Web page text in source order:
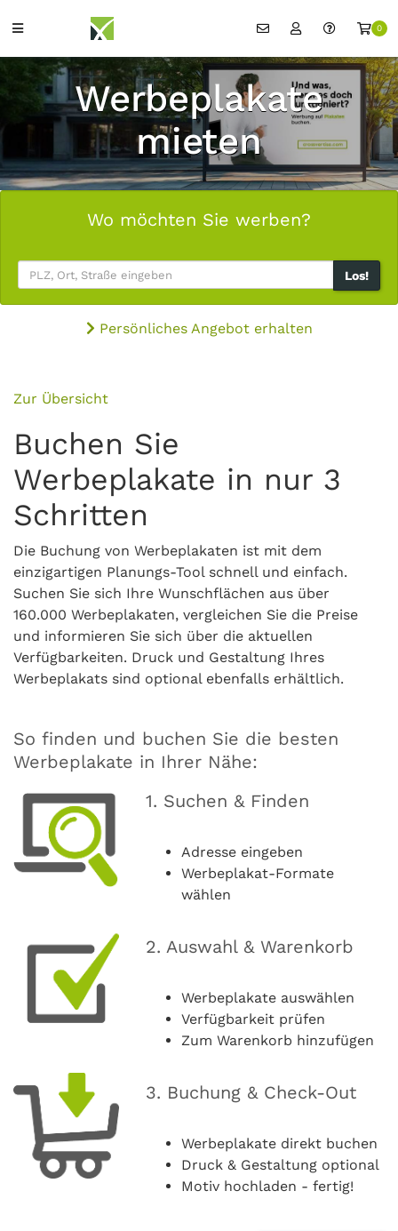
0
Werbeplakate
mieten
Wo möchten Sie werben?
Los!
Persönliches Angebot erhalten
Zur Übersicht
Buchen Sie
Werbeplakate in nur 3
Schritten
Die Buchung von Werbeplakaten ist mit dem
einzigartigen Planungs-Tool schnell und einfach.
Suchen Sie sich Ihre Wunschflächen aus über
160.000 Werbeplakaten, vergleichen Sie die Preise
und informieren Sie sich über die aktuellen
Verfügbarkeiten. Druck und Gestaltung Ihres
Werbeplakats sind optional ebenfalls erhältlich.
So finden und buchen Sie die besten
Werbeplakate in Ihrer Nähe:
1. Suchen & Finden
Adresse eingeben
Werbeplakat-Formate
wählen
2. Auswahl & Warenkorb
Werbeplakate auswählen
Verfügbarkeit prüfen
Zum Warenkorb hinzufügen
3. Buchung & Check-Out
Werbeplakate direkt buchen
Druck & Gestaltung optional
Motiv hochladen - fertig!